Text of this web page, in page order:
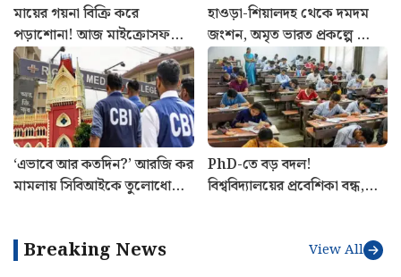
মায়ের গয়না বিক্রি করে
পড়াশোনা! আজ মাইক্রোসফটে
করছেন ১.৯ কোটির চাকরি,
চমকে দেবে মনুর কাহিনি
হাওড়া-শিয়ালদহ থেকে দমদম
জংশন, অমৃত ভারত প্রকল্পে ভোল
বদলাতে চলেছে কোন কোন
স্টেশনের?
‘এভাবে আর কতদিন?’ আরজি কর
মামলায় সিবিআইকে তুলোধোনা
PhD-তে বড় বদল!
বিশ্ববিদ্যালয়ের প্রবেশিকা বন্ধ,
Breaking News View All